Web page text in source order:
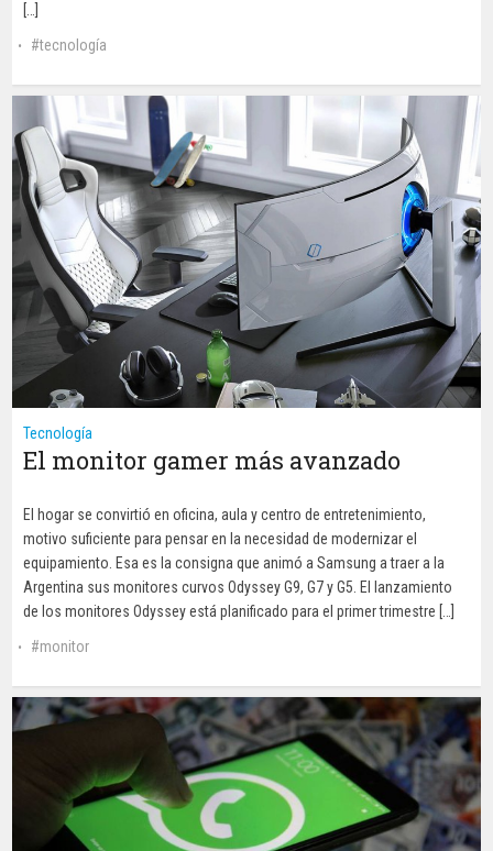
[…]
tecnología
Tecnología
El monitor gamer más avanzado
El hogar se convirtió en oficina, aula y centro de entretenimiento,
motivo suficiente para pensar en la necesidad de modernizar el
equipamiento. Esa es la consigna que animó a Samsung a traer a la
Argentina sus monitores curvos Odyssey G9, G7 y G5. El lanzamiento
de los monitores Odyssey está planificado para el primer trimestre […]
monitor